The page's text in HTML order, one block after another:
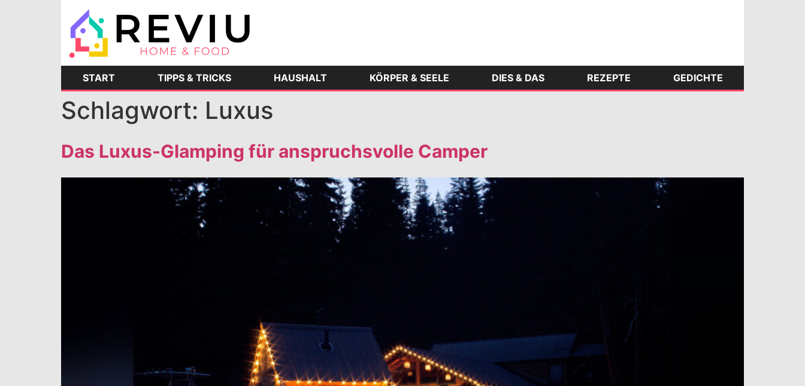
START TIPPS & TRICKS HAUSHALT KÖRPER & SEELE DIES & DAS REZEPTE GEDICHTE
Schlagwort: Luxus
Das Luxus-Glamping für anspruchsvolle Camper